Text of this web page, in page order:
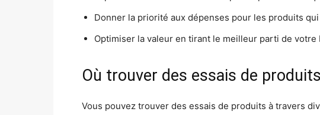
Donner la priorité aux dépenses pour les produits
Optimiser la valeur en tirant le meilleur parti de votre
Où trouver des essais de
Vous pouvez trouver des essais de produits à travers